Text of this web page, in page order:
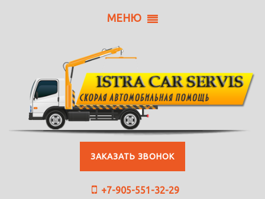
МЕНЮ
ЗАКАЗАТЬ ЗВОНОК
+7-905-551-32-29